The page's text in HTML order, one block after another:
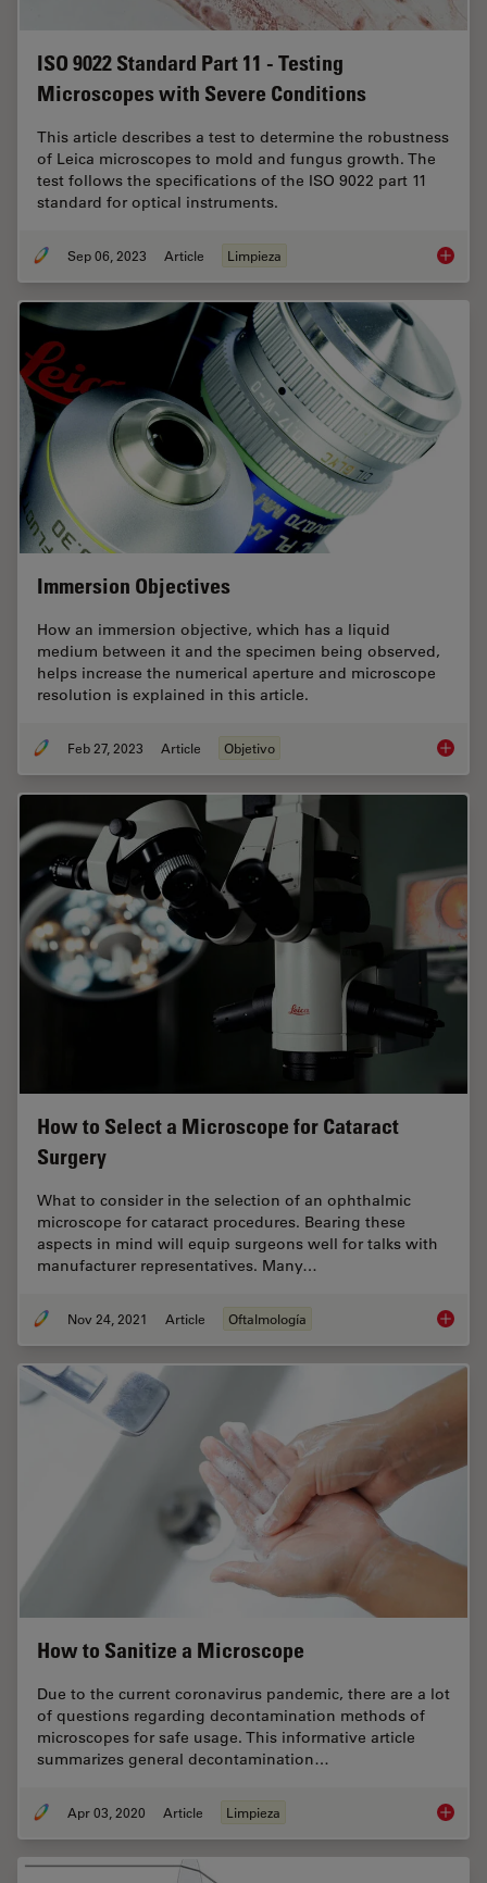
ISO 9022 Standard Part 11 - Testing
Microscopes with Severe Conditions
This article describes a test to determine the robustness
of Leica microscopes to mold and fungus growth. The
test follows the specifications of the ISO 9022 part 11
standard for optical instruments.
Sep 06, 2023 Article Limpieza ISO
Immersion Objectives
How an immersion objective, which has a liquid
medium between it and the specimen being observed,
helps increase the numerical aperture and microscope
resolution is explained in this article.
Feb 27, 2023 Article Objetivo
How to Select a Microscope for Cataract
Surgery
What to consider in the selection of an ophthalmic
microscope for cataract procedures. Bearing these
aspects in mind will equip surgeons well for talks with
manufacturer representatives. Many…
Nov 24, 2021 Article Oftalmología How to
How to Sanitize a Microscope
Due to the current coronavirus pandemic, there are a lot
of questions regarding decontamination methods of
microscopes for safe usage. This informative article
summarizes general decontamination…
Apr 03, 2020 Article Limpieza How to